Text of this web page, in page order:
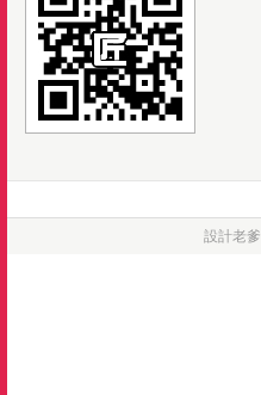
設計老爹